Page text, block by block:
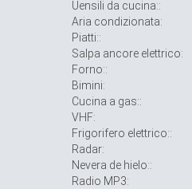
Uensili da cucina::
Aria condizionata:
Piatti::
Salpa ancore elettrico:
Forno::
Bimini:
Cucina a gas::
VHF:
Frigorifero elettrico::
Radar:
Nevera de hielo::
Radio MP3: